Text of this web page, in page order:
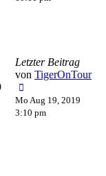
Letzter Beitrag
von TigerOnTour
Mo Aug 19, 2019
3:10 pm